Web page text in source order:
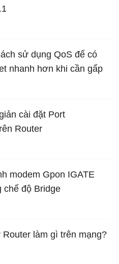
sử dụng QoS để có
nhanh hơn khi cần gấp
cài đặt Port
Router
modem Gpon IGATE
chế độ Bridge
Router làm gì trên mạng?